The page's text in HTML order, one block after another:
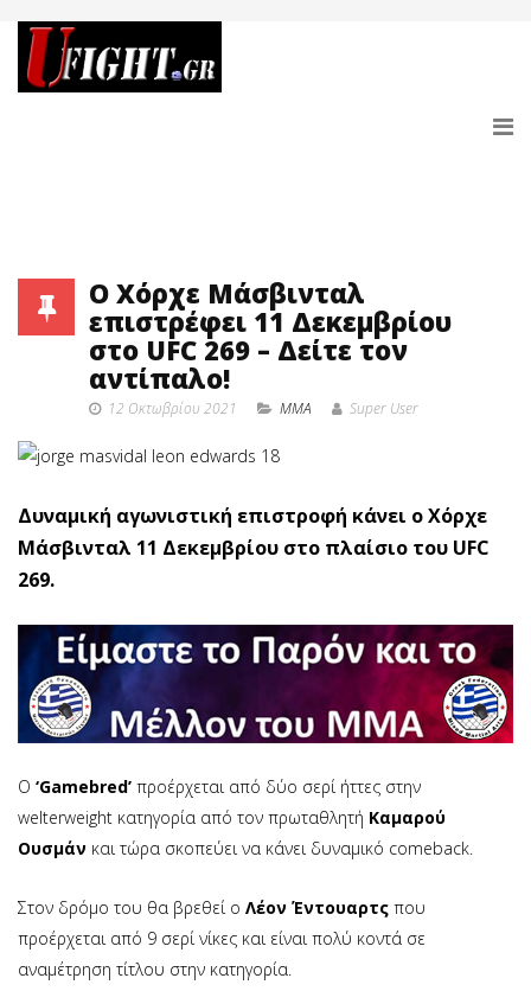
O Χόρχε Μάσβινταλ
επιστρέφει 11 Δεκεμβρίου
στο UFC 269 – Δείτε τον
αντίπαλο!
12 Οκτωβρίου 2021 MMA Super User
Δυναμική αγωνιστική επιστροφή κάνει ο Χόρχε
Μάσβινταλ 11 Δεκεμβρίου στο πλαίσιο του UFC
269.
Ο ‘Gamebred’ προέρχεται από δύο σερί ήττες στην
welterweight κατηγορία από τον πρωταθλητή Καμαρού
Ουσμάν και τώρα σκοπεύει να κάνει δυναμικό comeback.
Στον δρόμο του θα βρεθεί ο Λέον Έντουαρτς που
προέρχεται από 9 σερί νίκες και είναι πολύ κοντά σε
αναμέτρηση τίτλου στην κατηγορία.